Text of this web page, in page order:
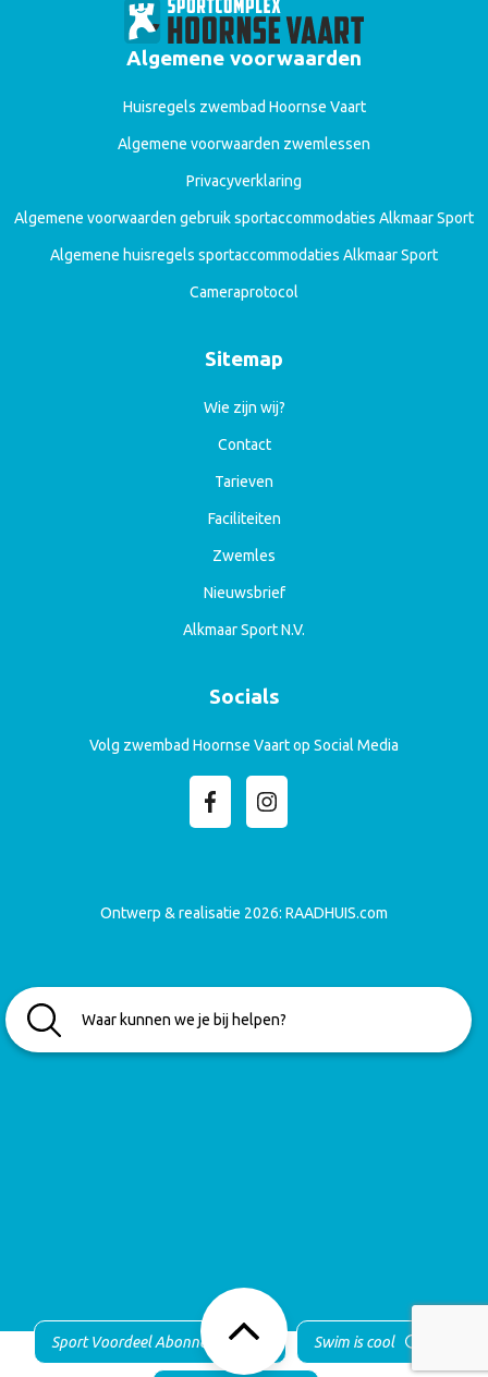
Algemene voorwaarden
Huisregels zwembad Hoornse Vaart
Algemene voorwaarden zwemlessen
Privacyverklaring
Algemene voorwaarden gebruik sportaccommodaties Alkmaar Sport
Algemene huisregels sportaccommodaties Alkmaar Sport
Cameraprotocol
Sitemap
Wie zijn wij?
Contact
Tarieven
Faciliteiten
Zwemles
Nieuwsbrief
Alkmaar Sport N.V.
Socials
Volg zwembad Hoornse Vaart op Social Media
Ontwerp & realisatie 2026: RAADHUIS.com
Sport Voordeel Abonnement Swim is cool